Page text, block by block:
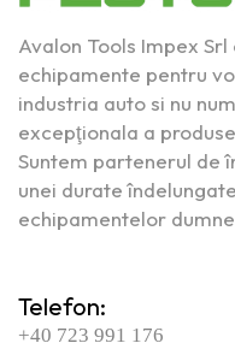
Avalon Tools Impex
echipamente pentru
industria auto si nu
excepţionala a
Suntem partenerul de
unei durate
echipamentelor
Telefon:
+40 723 991 176